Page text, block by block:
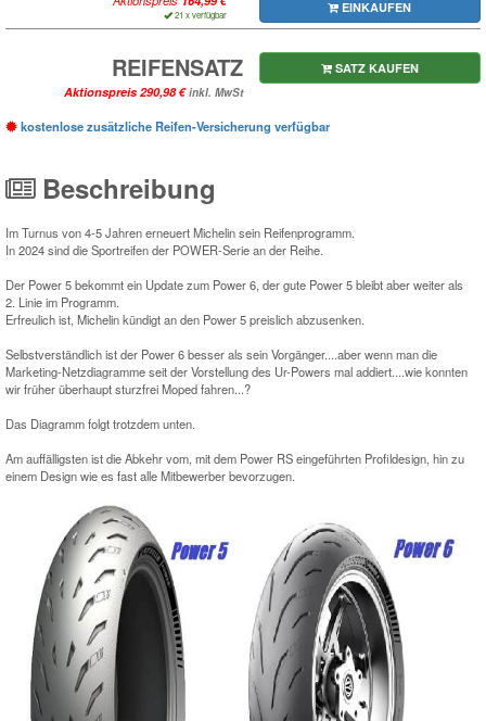
21 x verfügbar EINKAUFEN
REIFENSATZ
Aktionspreis inkl. MwSt
SATZ KAUFEN
kostenlose zusätzliche Reifen-Versicherung verfügbar
Beschreibung
Im Turnus von 4-5 Jahren erneuert Michelin sein Reifenprogramm.
In 2024 sind die Sportreifen der POWER-Serie an der Reihe.
Der Power 5 bekommt ein Update zum Power 6, der gute Power 5 bleibt aber weiter als
2. Linie im Programm.
Erfreulich ist, Michelin kündigt an den Power 5 preislich abzusenken.
Selbstverständlich ist der Power 6 besser als sein Vorgänger....aber wenn man die
Marketing-Netzdiagramme seit der Vorstellung des Ur-Powers mal addiert....wie konnten
wir früher überhaupt sturzfrei Moped fahren...?
Das Diagramm folgt trotzdem unten.
Am auffälligsten ist die Abkehr vom, mit dem Power RS eingeführten Profildesign, hin zu
einem Design wie es fast alle Mitbewerber bevorzugen.